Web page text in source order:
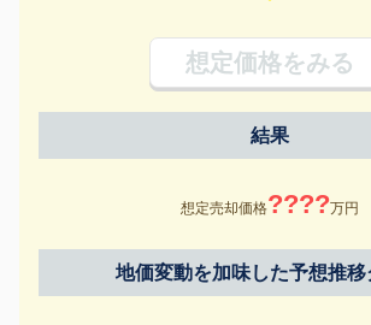
想定価格をみる
結果
想定売却価格????万円
地価変動を加味した予想推移